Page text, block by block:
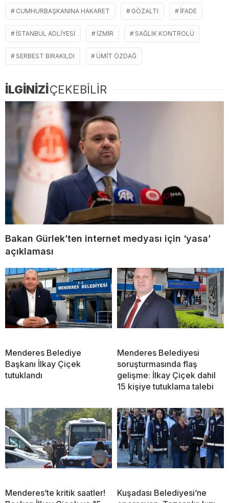
CUMHURBAŞKANINA HAKARET GÖZALTI IFADE
ISTANBUL ADLIYESI İZMIR SAĞLIK KONTROLÜ
SERBEST BIRAKILDI ÜMIT ÖZDAĞ
İLGİNİZİÇEKEBİLİR
Bakan Gürlek’ten internet medyası için ‘yasa’
açıklaması
Menderes Belediye
Başkanı İlkay Çiçek
tutuklandı
Menderes Belediyesi
soruşturmasında flaş
gelişme: İlkay Çiçek dahil
15 kişiye tutuklama talebi
Menderes’te kritik saatler!
Kuşadası Belediyesi’ne